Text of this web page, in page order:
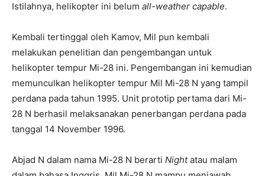
Istilahnya, helikopter ini belum all-weather capable.
Kembali tertinggal oleh Kamov, Mil pun kembali
melakukan penelitian dan pengembangan untuk
helikopter tempur Mi-28 ini. Pengembangan ini kemudian
memunculkan helikopter tempur Mil Mi-28 N yang tampil
perdana pada tahun 1995. Unit prototip pertama dari Mi-
28 N berhasil melaksanakan penerbangan perdana pada
tanggal 14 November 1996.
Abjad N dalam nama Mi-28 N berarti Nightatau malam